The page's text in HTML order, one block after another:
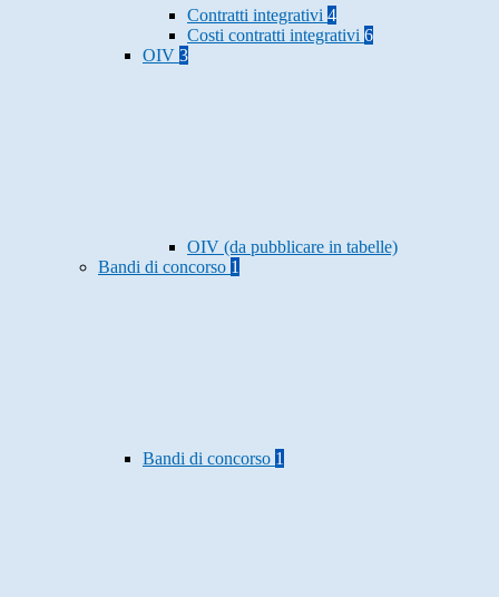
Contratti integrativi 4
Costi contratti integrativi 6
OIV 3
OIV (da pubblicare in tabelle)
Bandi di concorso 1
Bandi di concorso 1